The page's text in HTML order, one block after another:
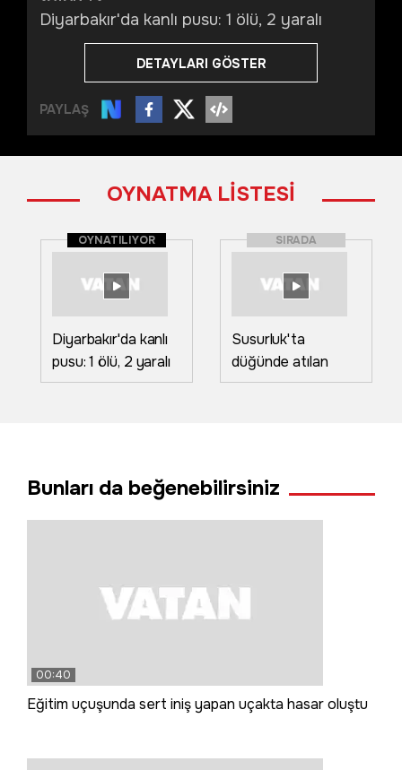
Diyarbakır'da kanlı pusu: 1 ölü, 2 yaralı
DETAYLARI GÖSTER
PAYLAŞ
OYNATMA LİSTESİ
OYNATILIYOR
Diyarbakır'da kanlı
pusu: 1 ölü, 2 yaralı
SIRADA
Susurluk'ta
düğünde atılan
havai fişekler
Bunları da beğenebilirsiniz
00:40
Eğitim uçuşunda sert iniş yapan uçakta hasar oluştu